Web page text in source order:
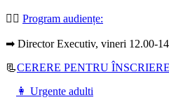
👩‍⚕️ Program audiențe:
➡ Director Executiv, vineri 12.00-
📃CERERE PENTRU
👩 Urgente adulti